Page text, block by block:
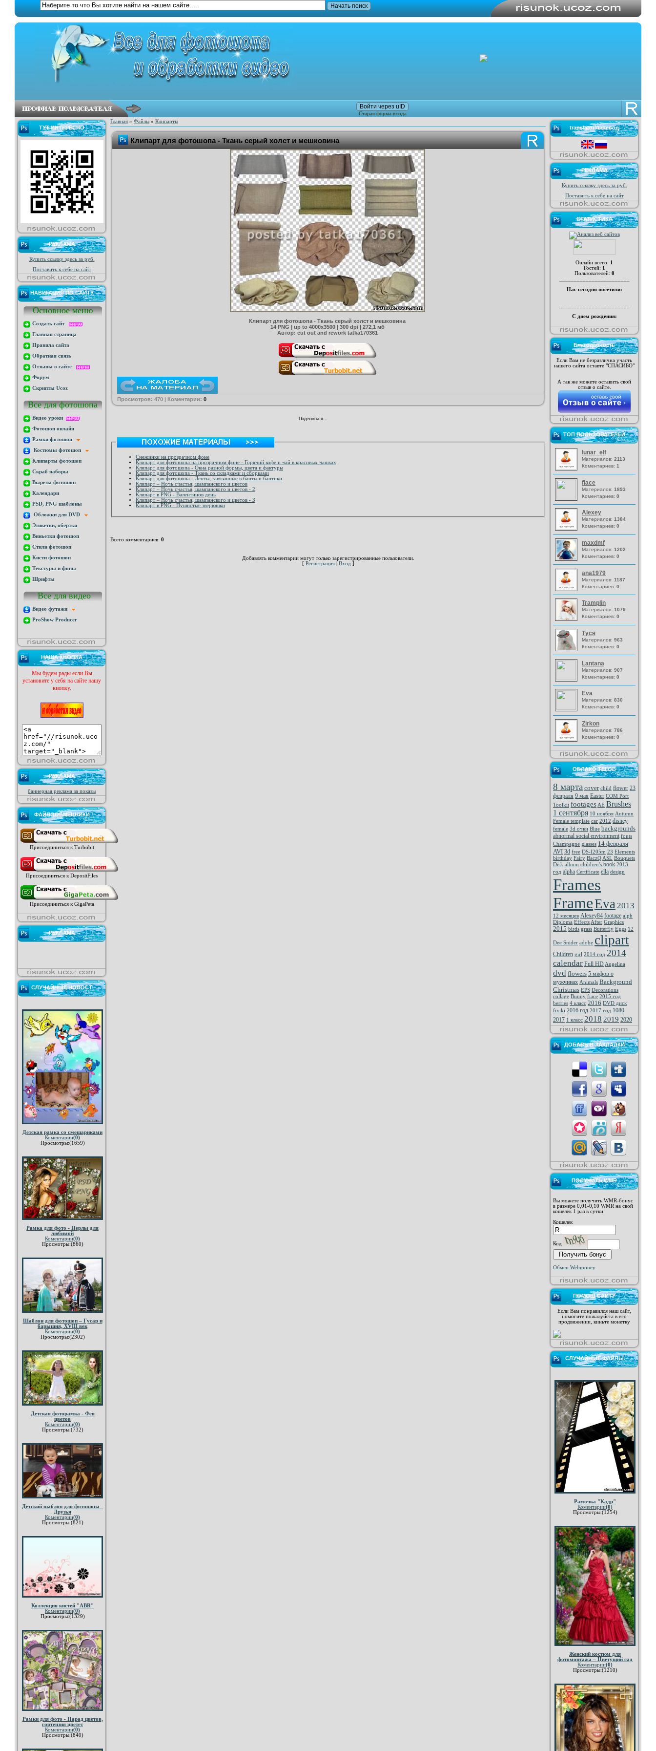
Войти через uID
Старая форма входа
ТУТ ИНТЕРЕСНО
РЕКЛАМА
Купить ссылку здесь за руб.
Поставить к себе на сайт
НАВИГАЦИЯ ПО САЙТУ
Основное меню
Создать сайт
Главная страница
Правила сайта
Обратная связь
Отзывы о сайте
Форум
Скрипты Ucoz
Все для фотошопа
Видео уроки
Фотошоп онлайн
Рамки фотошоп
Костюмы фотошоп
Клипарты фотошоп
Скраб наборы
Вырезы фотошоп
Календари
PSD, PNG шаблоны
Обложки для DVD
Этикетки, обертки
Виньетки фотошоп
Стили фотошоп
Кисти фотошоп
Текстуры и фоны
Шрифты
Все для видео
Видео футажи
ProShow Producer
НАША КНОПКА
Мы будем рады если Вы
установите у себя на сайте нашу
кнопку.
РЕКЛАМА
баннерная реклама за показы
ФАЙЛООБМЕННИКИ
Присоединиться к Turbobit
Присоединиться к DepositFiles
Присоединиться к GigaPeta
РЕКЛАМА
СЛУЧАЙНЫЕ НОВОСТ
Детская рамка со смешариками
Коментарии(0)
Просмотры:(1659)
Рамка для фото - Перлы для
любимой
Коментарии(0)
Просмотры:(860)
Шаблон для фотошоп – Гусар и
барышня, XVIII век
Коментарии(0)
Просмотры:(2302)
Детская фоторамка - Фея
цветов
Коментарии(0)
Просмотры:(732)
Детский шаблон для фотошопа -
Друзья
Коментарии(0)
Просмотры:(821)
Коллекция кистей "ABR"
Коментарии(0)
Просмотры:(1329)
Рамки для фото - Парад цветов,
гортензия цветет
Коментарии(0)
Просмотры:(840)
Главная » Файлы » Клипарты
Клипарт для фотошопа - Ткань серый холст и мешковина
Клипарт для фотошопа - Ткань серый холст и мешковина
14 PNG | up to 4000x3500 | 300 dpi | 272,1 мб
Автор: cut out and rework tatka170361
Просмотров: 470 | Коментарии: 0
Поделиться…
Снежинки на прозрачном фоне
Клипарт для фотошопа на прозрачном фоне - Горячий кофе и чай в красивых чашках
Клипарт для фотошопа - Окна разной формы, цвета и фактуры
Клипарт для фотошопа - Ткань со складками и сборками
Клипарт для фотошопа - Ленты, завязанные в банты и бантики
Клипарт – Ночь счастья, шампанского и цветов
Клипарт – Ночь счастья, шампанского и цветов - 2
Клипарт в PNG - Валентинов день
Клипарт – Ночь счастья, шампанского и цветов - 3
Клипарт в PNG - Пушистые зверюшки
Всего комментариев: 0
Добавлять комментарии могут только зарегистрированные пользователи.
[ Регистрация| Вход ]
translator/перевод
РЕКЛАМА
Купить ссылку здесь за руб.
Поставить к себе на сайт
СТАТИСТИКА
Онлайн всего: 1
Гостей: 1
Пользователей: 0
Нас сегодня посетили:
С днем рождения:
Благодарность
Если Вам не безразлична участь
нашего сайта оставте "СПАСИБО"
А так же можете оставить свой
отзыв о сайте.
ТОП ПОЛЬЗОВАТЕЛЕЙ
lunar_elf
Материалов: 2113
Коментариев: 1
fiace
Материалов: 1893
Коментариев: 0
Alexey
Материалов: 1384
Коментариев: 0
maxdmf
Материалов: 1202
Коментариев: 0
ana1979
Материалов: 1187
Коментариев: 0
Tramplin
Материалов: 1079
Коментариев: 0
Туся
Материалов: 963
Коментариев: 0
Lantana
Материалов: 907
Коментариев: 0
Eva
Материалов: 830
Коментариев: 0
Zirkon
Материалов: 786
Коментариев: 0
ОБЛАКО ТЕГОВ
8 марта cover child flower 23
февраля 9 мая Easter COM Port
Toolkit footages AE Brushes
1 сентября 10 ноября Autumn
Female template car 2012 disney
female 3d очки Blue backgrounds
abnormal social environment fonts
Champagne glasses 14 февраля
AVI 3d free DS-I205m 23 Elements
birthday Fairy BaczQ ASL Bouquets
Disk album children's book 2013
год alpha Certificate ella design
Frames
FrameEva 2013
12 месяцев Alexey84 footage alph
Diploma Effects After Graphics
2015 birds grass Butterfly Eggs 12
Dee Snider adobe clipart
Children girl 2014 год 2014
calendar Full HD Angelina
dvd flowers 5 мифов о
мужчинах Animals Background
Christmas EPS Decorations
collage Bunny fiace 2015 год
berries 4 класс 2016 DVD диск
fixiki 2016 год 2017 год 1080
2017 1 класс 2018 2019 2020
ДОБАВЬ В ЗАКЛАДКИ
ПОЛУЧИТЬ WMR
Вы можете получить WMR-бонус
в размере 0,01-0,10 WMR на свой
кошелек 1 раз в сутки
Кошелек
Код
Обмен Webmoney
ПОМОЩ САЙТУ
Если Вам понравился наш сайт,
помогите пожалуйста в его
продвижении, киньте монетку
СЛУЧАЙНЫЕ ФАЙЛЫ
Рамочка "Кадр"
Коментарии(0)
Просмотры:(1254)
Женский костюм для
фотомонтажа – Цветущий сад
Коментарии(0)
Просмотры:(1210)